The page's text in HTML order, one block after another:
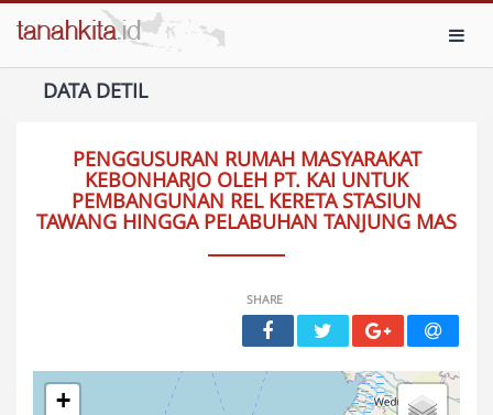
DATA DETIL
PENGGUSURAN RUMAH MASYARAKAT
KEBONHARJO OLEH PT. KAI UNTUK
PEMBANGUNAN REL KERETA STASIUN
TAWANG HINGGA PELABUHAN TANJUNG MAS
SHARE
+